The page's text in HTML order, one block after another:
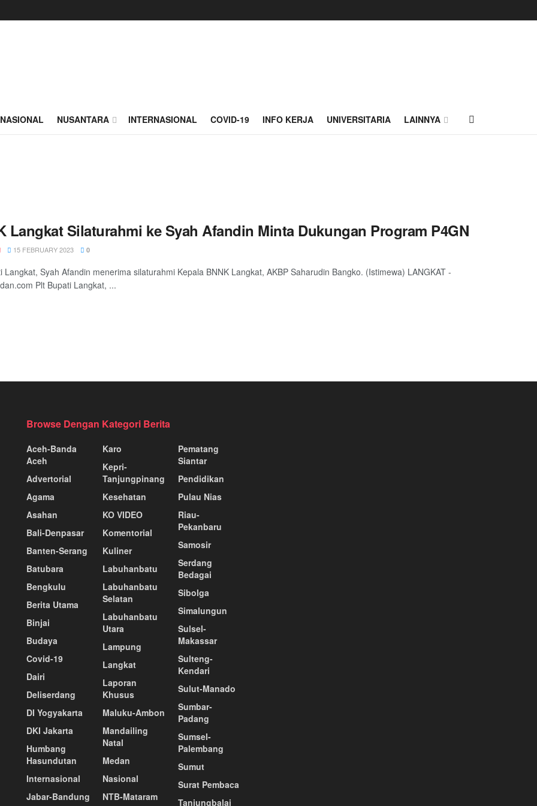
NASIONAL NUSANTARA INTERNASIONAL COVID-19 INFO KERJA UNIVERSITARIA LAINNYA
Langkat Silaturahmi ke Syah Afandin Minta Dukungan Program P4GN
15 FEBRUARY 2023 0
Langkat, Syah Afandin menerima silaturahmi Kepala BNNK Langkat, AKBP Saharudin Bangko. (Istimewa) LANGKAT -
Plt Bupati Langkat, ...
Browse Dengan Kategori Berita
Aceh-Banda
Aceh
Advertorial
Agama
Asahan
Bali-Denpasar
Banten-Serang
Batubara
Bengkulu
Berita Utama
Binjai
Budaya
Covid-19
Dairi
Deliserdang
DI Yogyakarta
DKI Jakarta
Humbang
Hasundutan
Internasional
Jabar-Bandung
Karo
Kepri-
Tanjungpinang
Kesehatan
KO VIDEO
Komentorial
Kuliner
Labuhanbatu
Labuhanbatu
Selatan
Labuhanbatu
Utara
Lampung
Langkat
Laporan
Khusus
Maluku-Ambon
Mandailing
Natal
Medan
Nasional
NTB-Mataram
Pematang
Siantar
Pendidikan
Pulau Nias
Riau-
Pekanbaru
Samosir
Serdang
Bedagai
Sibolga
Simalungun
Sulsel-
Makassar
Sulteng-
Kendari
Sulut-Manado
Sumbar-
Padang
Sumsel-
Palembang
Sumut
Surat Pembaca
Tanjungbalai